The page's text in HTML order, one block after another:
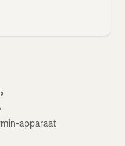
apparaat